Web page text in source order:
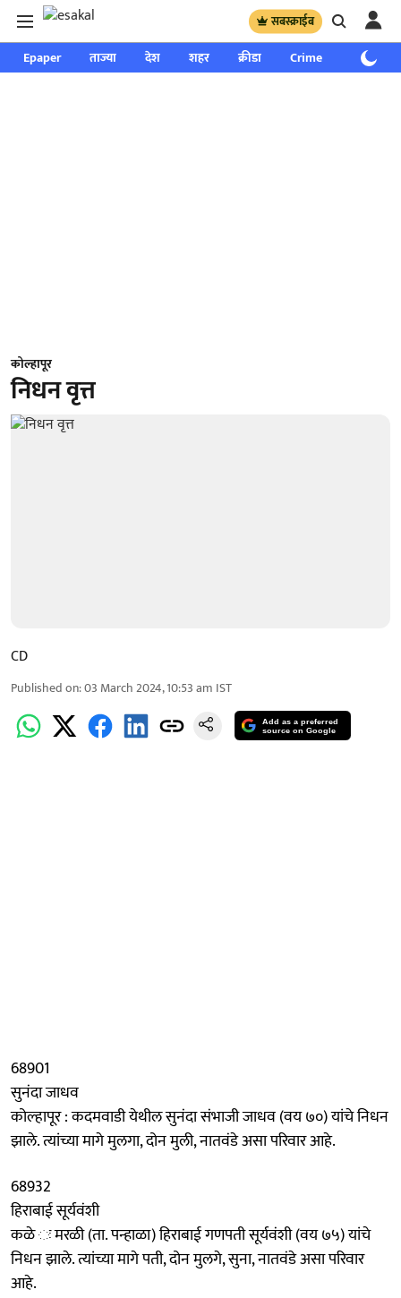
सबस्क्राईब
Epaper ताज्या देश शहर क्रीडा Crime साप्ताहिक
कोल्हापूर
निधन वृत्त
CD
Published on:03 March 2024, 10:53 am IST
Add as a preferred
source on Google
68901
सुनंदा जाधव
कोल्हापूर : कदमवाडी येथील सुनंदा संभाजी जाधव (वय ७०) यांचे निधन
झाले. त्यांच्या मागे मुलगा, दोन मुली, नातवंडे असा परिवार आहे.
68932
हिराबाई सूर्यवंशी
कळे ः मरळी (ता. पन्हाळा) हिराबाई गणपती सूर्यवंशी (वय ७५) यांचे
निधन झाले. त्यांच्या मागे पती, दोन मुलगे, सुना, नातवंडे असा परिवार
आहे.